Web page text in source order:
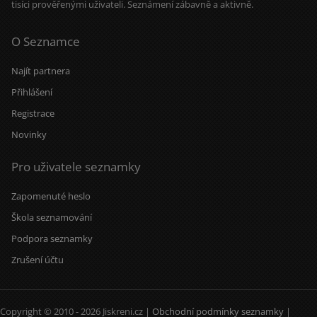
tisíci prověřenými uživateli. Seznámení zábavně a aktivně.
O Seznamce
Najít partnera
Přihlášení
Registrace
Novinky
Pro uživatele seznamky
Zapomenuté heslo
Škola seznamování
Podpora seznamky
Zrušení účtu
Copyright © 2010 - 2026 Jiskreni.cz | Obchodní podmínky seznamky |